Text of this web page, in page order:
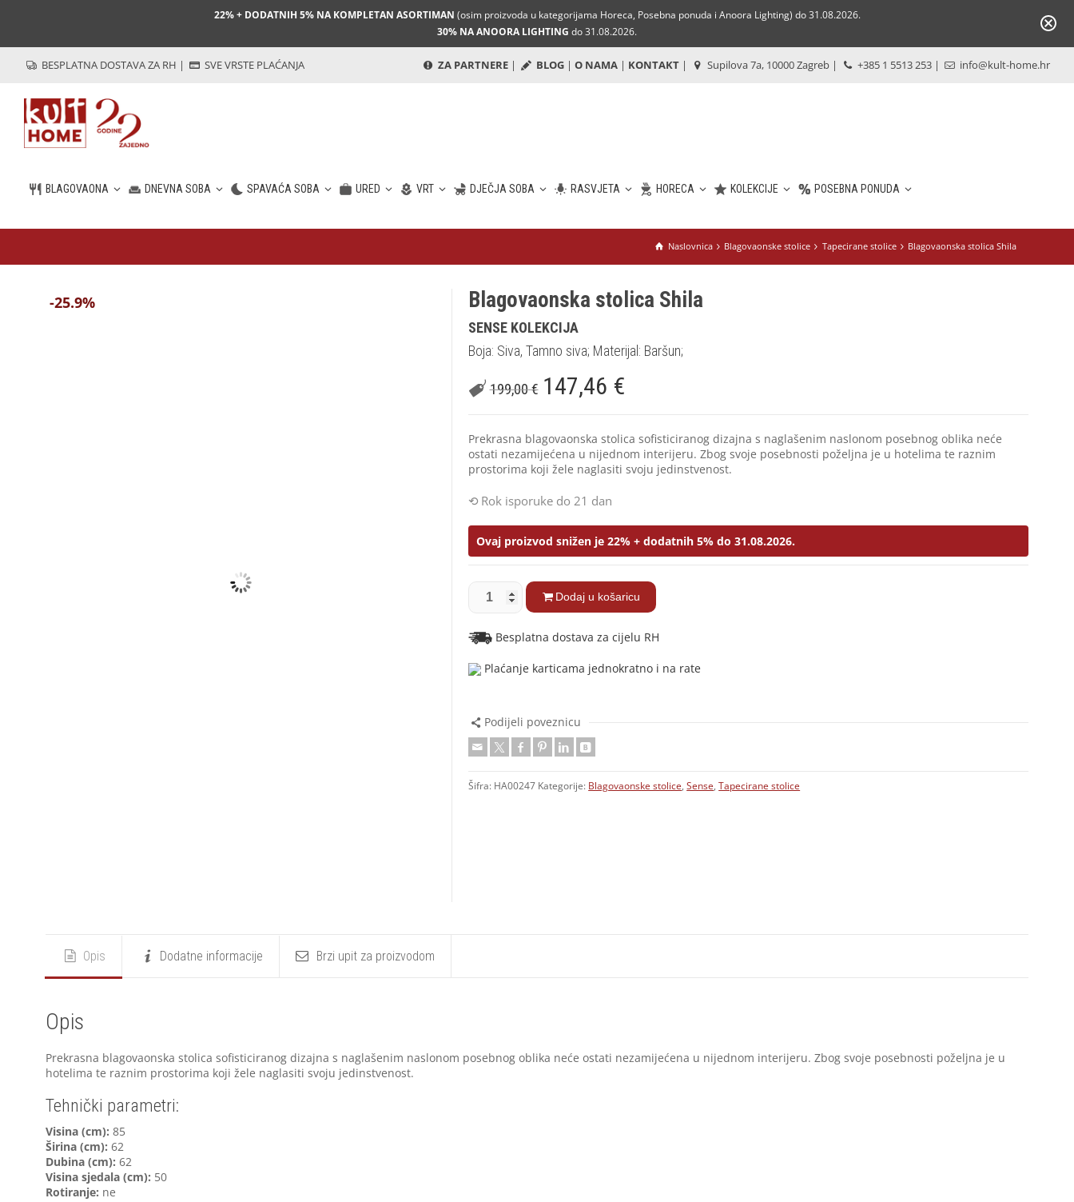
22% + DODATNIH 5% NA KOMPLETAN ASORTIMAN (osim proizvoda u kategorijama Horeca, Posebna ponuda i Anoora Lighting) do 31.08.2026.
30% NA ANOORA LIGHTING do 31.08.2026.
BESPLATNA DOSTAVA ZA RH | SVE VRSTE PLAĆANJA ZA PARTNERE | BLOG | O NAMA | KONTAKT | Supilova 7a, 10000 Zagreb | +385 1 5513 253 | info@kult-home.hr
BLAGOVAONA DNEVNA SOBA SPAVAĆA SOBA URED VRT DJEČJA SOBA RASVJETA HORECA KOLEKCIJE POSEBNA PONUDA
HR
Naslovnica Blagovaonske stolice Tapecirane stolice Blagovaonska stolica Shila
-25.9% Blagovaonska stolica Shila
SENSE KOLEKCIJA
Boja: Siva, Tamno siva; Materijal: Baršun;
199,00€ 147,46 €
Prekrasna blagovaonska stolica sofisticiranog dizajna s naglašenim naslonom posebnog oblika neće
ostati nezamijećena u nijednom interijeru. Zbog svoje posebnosti poželjna je u hotelima te raznim
prostorima koji žele naglasiti svoju jedinstvenost.
Rok isporuke do 21 dan
Ovaj proizvod snižen je 22% + dodatnih 5% do 31.08.2026.
Dodaj u košaricu
Besplatna dostava za cijelu RH
Plaćanje karticama jednokratno i na rate
Podijeli poveznicu
Šifra: HA00247 Kategorije: Blagovaonske stolice,Sense,Tapecirane stolice
Opis Dodatne informacije Brzi upit za proizvodom
Opis
Prekrasna blagovaonska stolica sofisticiranog dizajna s naglašenim naslonom posebnog oblika neće ostati nezamijećena u nijednom interijeru. Zbog svoje posebnosti poželjna je u
hotelima te raznim prostorima koji žele naglasiti svoju jedinstvenost.
Tehnički parametri:
Visina (cm): 85
Širina (cm): 62
Dubina (cm): 62
Visina sjedala (cm): 50
Rotiranje: ne